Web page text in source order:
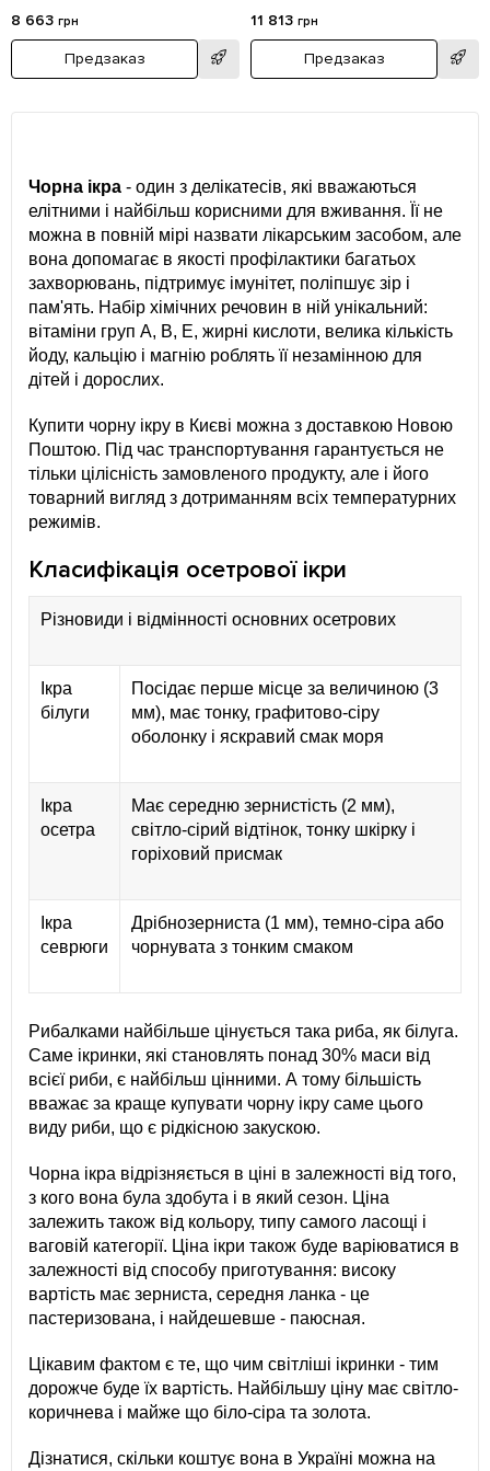
8 663 грн
Предзаказ
11 813 грн
Предзаказ
Чорна ікра - один з делікатесів, які вважаються
елітними і найбільш корисними для вживання. Її не
можна в повній мірі назвати лікарським засобом, але
вона допомагає в якості профілактики багатьох
захворювань, підтримує імунітет, поліпшує зір і
пам'ять. Набір хімічних речовин в ній унікальний:
вітаміни груп A, B, E, жирні кислоти, велика кількість
йоду, кальцію і магнію роблять її незамінною для
дітей і дорослих.
Купити чорну ікру в Києві можна з доставкою Новою
Поштою. Під час транспортування гарантується не
тільки цілісність замовленого продукту, але і його
товарний вигляд з дотриманням всіх температурних
режимів.
Класифікація осетрової ікри
Різновиди і відмінності основних осетрових
Ікра
білуги
Посідає перше місце за величиною (3
мм), має тонку, графитово-сіру
оболонку і яскравий смак моря
Ікра
осетра
Має середню зернистість (2 мм),
світло-сірий відтінок, тонку шкірку і
горіховий присмак
Ікра
севрюги
Дрібнозерниста (1 мм), темно-сіра або
чорнувата з тонким смаком
Рибалками найбільше цінується така риба, як білуга.
Саме ікринки, які становлять понад 30% маси від
всієї риби, є найбільш цінними. А тому більшість
вважає за краще купувати чорну ікру саме цього
виду риби, що є рідкісною закускою.
Чорна ікра відрізняється в ціні в залежності від того,
з кого вона була здобута і в який сезон. Ціна
залежить також від кольору, типу самого ласощі і
ваговій категорії. Ціна ікри також буде варіюватися в
залежності від способу приготування: високу
вартість має зерниста, середня ланка - це
пастеризована, і найдешевше - паюсная.
Цікавим фактом є те, що чим світліші ікринки - тим
дорожче буде їх вартість. Найбільшу ціну має світло-
коричнева і майже що біло-сіра та золота.
Дізнатися, скільки коштує вона в Україні можна на